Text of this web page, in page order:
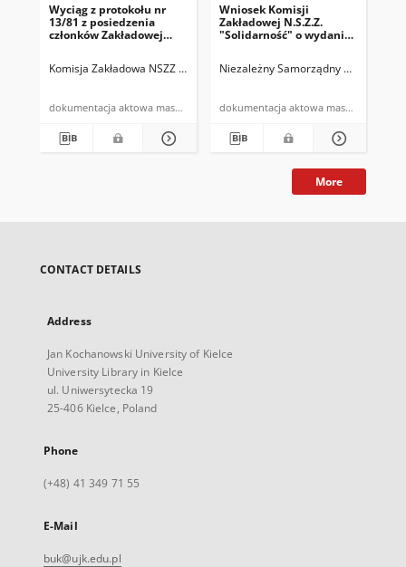
Wyciąg z protokołu nr
13/81 z posiedzenia
członków Zakładowej
branżowych z dnia
Komisja Zakładowa NSZZ "Solidarność" w Miedziance Kieleckie
dokumentacja aktowa maszynopis
Wniosek Komisji
Zakładowej N.S.Z.Z.
"Solidarność" o wydanie
Niezależny Samorządny Związek
dokumentacja aktowa maszynopis
More
CONTACT DETAILS
Address
Jan Kochanowski University of Kielce
University Library in Kielce
ul. Uniwersytecka 19
25-406 Kielce, Poland
Phone
(+48) 41 349 71 55
E-Mail
buk@ujk.edu.pl